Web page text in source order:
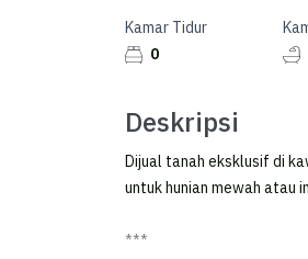
Kamar Tidur
0
Deskripsi
Dijual tanah eksklusif di
untuk hunian mewah atau
***